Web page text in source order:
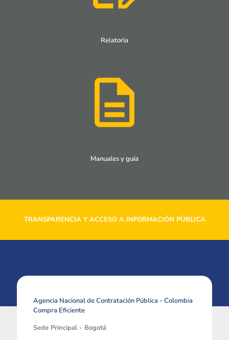
Relatoria
Manuales y guía
TRANSPARENCIA Y ACCESO A INFORMACIÓN PÚBLICA
Agencia Nacional de Contratación Pública - Colombia
Compra Eficiente
Sede Principal - Bogotá